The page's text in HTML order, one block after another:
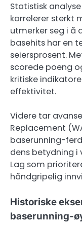
Statistisk
korrelerer sterkt
utmerker seg i å
basehits har en
seiersprosent.
scorede poeng
kritiske
effektivitet.
Videre tar
Replacement
baserunning-
dens betydning i
Lag som
håndgripelig
Historiske
baserunning-